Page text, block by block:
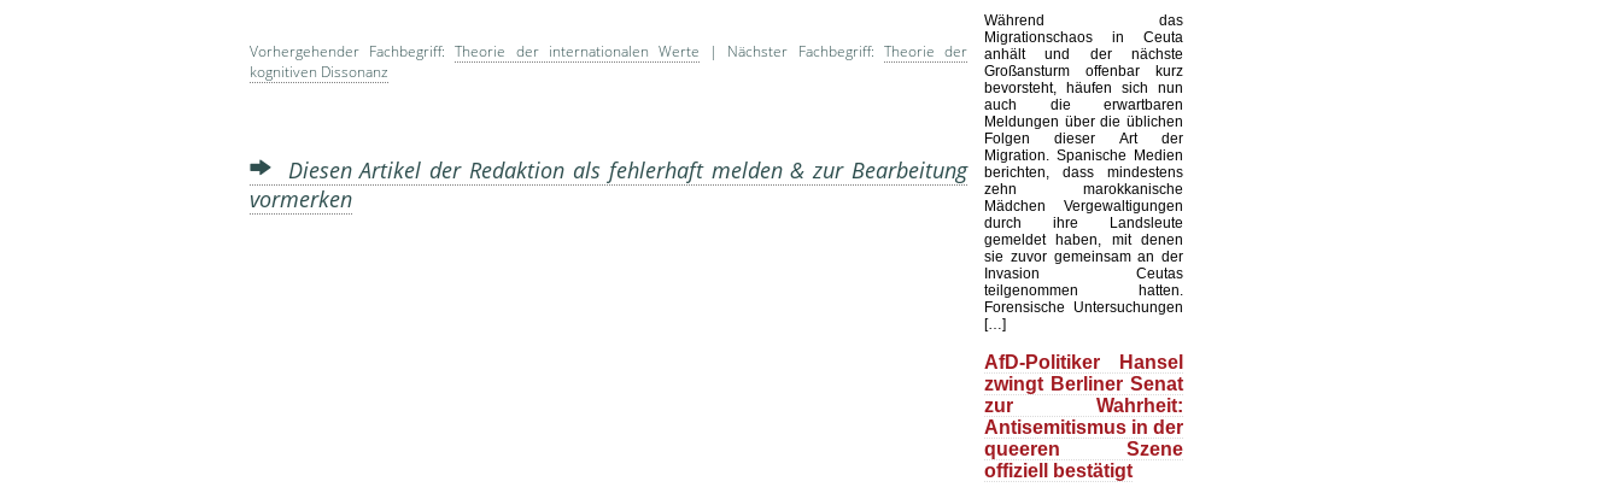
Vorhergehender Fachbegriff:Theorie der internationalen Werte | Nächster Fachbegriff: Theorie der
kognitiven Dissonanz
Diesen Artikel der Redaktion als fehlerhaft melden & zur Bearbeitung
vormerken
Während das
Migrationschaos in Ceuta
anhält und der nächste
Großansturm offenbar kurz
bevorsteht, häufen sich nun
auch die erwartbaren
Meldungen über die üblichen
Folgen dieser Art der
Migration. Spanische Medien
berichten, dass mindestens
zehn marokkanische
Mädchen Vergewaltigungen
durch ihre Landsleute
gemeldet haben, mit denen
sie zuvor gemeinsam an der
Invasion Ceutas
teilgenommen hatten.
Forensische Untersuchungen
[…]
AfD-Politiker Hansel
zwingt Berliner Senat
zur Wahrheit:
Antisemitismus in der
queeren Szene
offiziell bestätigt